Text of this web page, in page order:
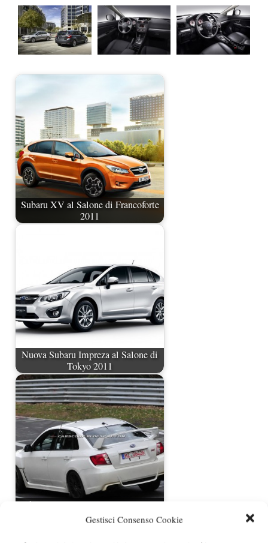
Gestisci Consenso Cookie
Subaru XV al Salone di Francoforte
2011
Nuova Subaru Impreza al Salone di
Tokyo 2011
Subaru Impreza WRX Sti 2011 Spec
C foto spia